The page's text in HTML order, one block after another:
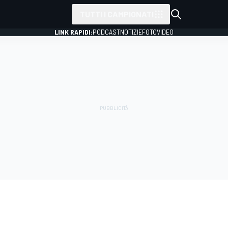
LINK RAPIDI:PODCASTNOTIZIEFOTOVIDEO